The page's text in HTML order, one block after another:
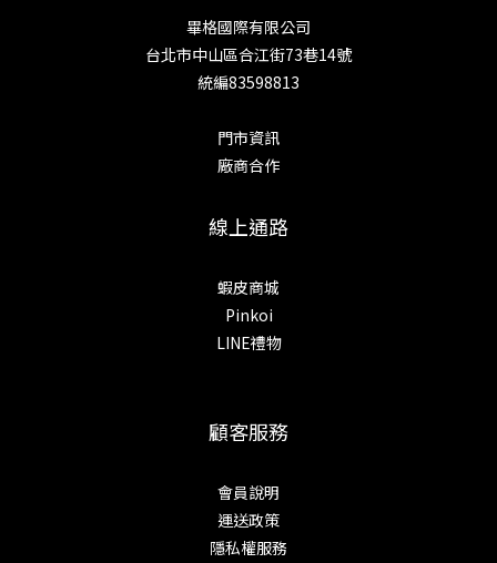
畢格國際有限公司
台北市中山區合江街73巷14號
統編83598813
門市資訊
廠商合作
線上通路
蝦皮商城
Pinkoi
LINE禮物
顧客服務
會員說明
運送政策
隱私權服務